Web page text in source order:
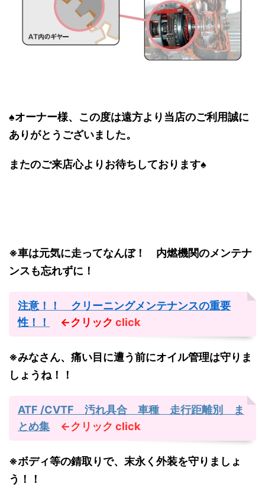
♠オーナー様、この度は遠方より当店のご利用誠に
ありがとうございました。
またのご来店心よりお待ちしております♠
※車は元気に走ってなんぼ！ 内燃機関のメンテナ
ンスも忘れずに！
注意！！ クリーニングメンテナンスの重要
性！！
←クリック click
※みなさん、痛い目に遭う前にオイル管理は守りま
しょうね！！
ATF /CVTF 汚れ具合 車種 走行距離別 ま
とめ集
←クリック click
※ボディ等の錆取りで、末永く外装を守りましょ
う！！